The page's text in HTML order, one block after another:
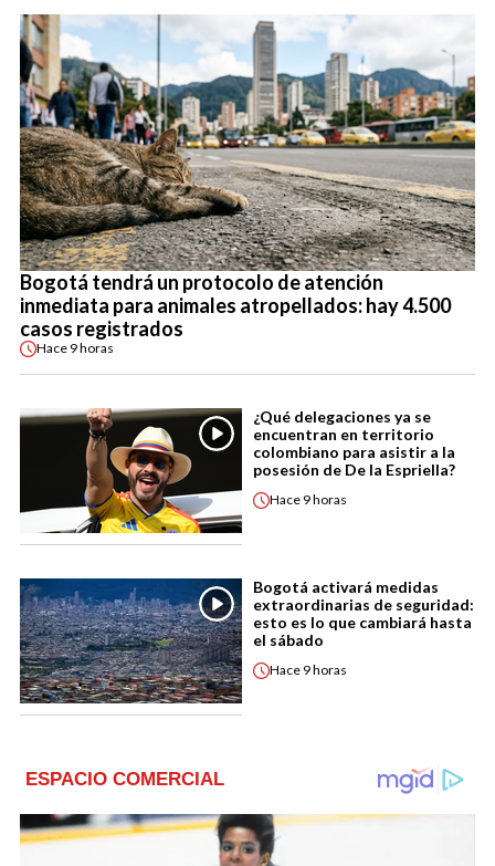
Bogotá tendrá un protocolo de atención
inmediata para animales atropellados: hay 4.500
casos registrados
Hace 9 horas
¿Qué delegaciones ya se
encuentran en territorio
colombiano para asistir a la
posesión de De la Espriella?
Hace 9 horas
Bogotá activará medidas
extraordinarias de seguridad:
esto es lo que cambiará hasta
el sábado
Hace 9 horas